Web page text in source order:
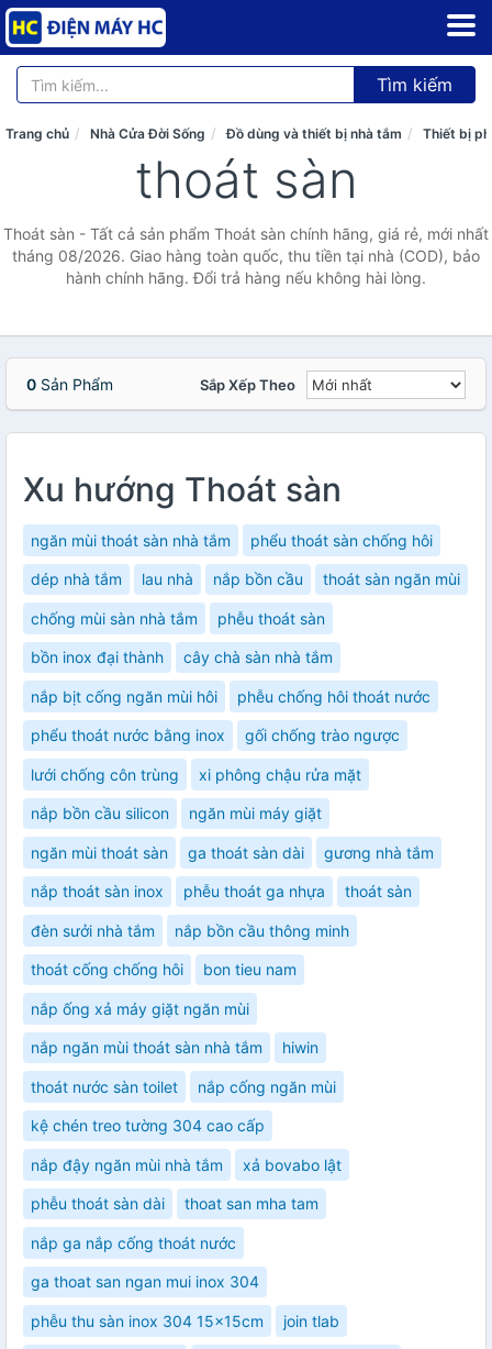
Tìm kiếm
Trang chủ Nhà Cửa Đời Sống Đồ dùng và thiết bị nhà tắm Thiết bị
thoát sàn
Thoát sàn - Tất cả sản phẩm Thoát sàn chính hãng, giá rẻ, mới nhất
tháng 08/2026. Giao hàng toàn quốc, thu tiền tại nhà (COD), bảo
hành chính hãng. Đổi trả hàng nếu không hài lòng.
0 Sản Phẩm Sắp Xếp Theo
Xu hướng Thoát sàn
ngăn mùi thoát sàn nhà tắm phểu thoát sàn chống hôi
dép nhà tắm lau nhà nắp bồn cầu thoát sàn ngăn mùi
chống mùi sàn nhà tắm phễu thoát sàn
bồn inox đại thành cây chà sàn nhà tắm
nắp bịt cống ngăn mùi hôi phễu chống hôi thoát nước
phểu thoát nước bằng inox gối chống trào ngược
lưới chống côn trùng xi phông chậu rửa mặt
nắp bồn cầu silicon ngăn mùi máy giặt
ngăn mùi thoát sàn ga thoát sàn dài gương nhà tắm
nắp thoát sàn inox phễu thoát ga nhựa thoát sàn
đèn sưởi nhà tắm nắp bồn cầu thông minh
thoát cống chống hôi bon tieu nam
nắp ống xả máy giặt ngăn mùi
nắp ngăn mùi thoát sàn nhà tắm hiwin
thoát nước sàn toilet nắp cống ngăn mùi
kệ chén treo tường 304 cao cấp
nắp đậy ngăn mùi nhà tắm xả bovabo lật
phễu thoát sàn dài thoat san mha tam
nắp ga nắp cống thoát nước
ga thoat san ngan mui inox 304
phễu thu sàn inox 304 15x15cm join tlab